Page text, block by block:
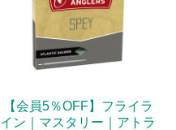
【会員5％OFF】フライラ
イン｜マスタリー｜アトラ